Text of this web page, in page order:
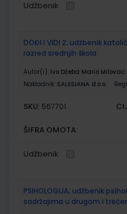
Udžbenik
DOĐI I VIDI 2; udžbenik
razred srednjih škola
Autor(i): Ivo Džeba Mario
Nakladnik: SALESIANA d.o.o.
SKU: 567701
ŠIFRA OMOTA:
Udžbenik
PSIHOLOGIJA; udžbenik
sadržajima u drugom i